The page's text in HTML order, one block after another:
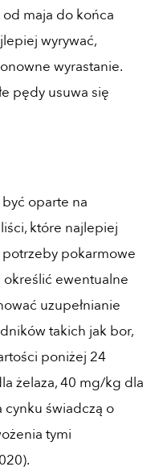
maja do końca
wyrywać,
wyrastanie.
pędy usuwa się
oparte na
które najlepiej
pokarmowe
określić ewentualne
uzupełnianie
takich jak bor,
poniżej 24
żelaza, 40 mg/kg dla
świadczą o
tymi